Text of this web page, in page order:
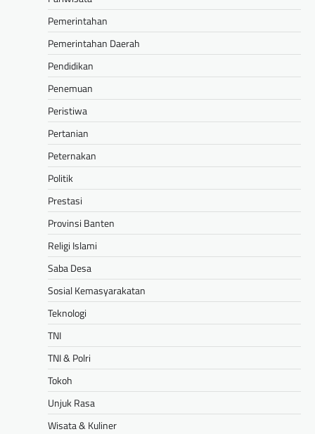
Pemerintahan
Pemerintahan Daerah
Pendidikan
Penemuan
Peristiwa
Pertanian
Peternakan
Politik
Prestasi
Provinsi Banten
Religi Islami
Saba Desa
Sosial Kemasyarakatan
Teknologi
TNI
TNI & Polri
Tokoh
Unjuk Rasa
Wisata & Kuliner